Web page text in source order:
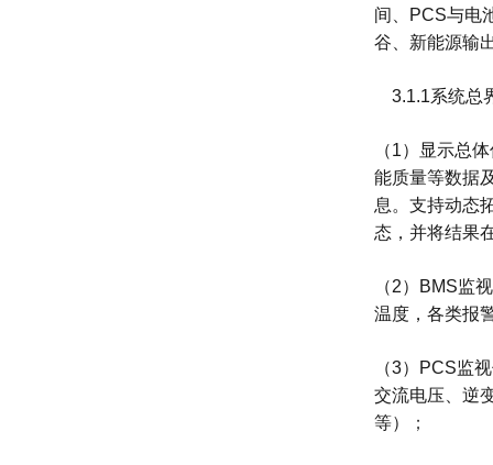
间、PCS与电
谷、新能源输
3.1.1系统总
（1）显示总
能质量等数据
息。支持动态
态，并将结果
（2）BMS监
温度，各类报
（3）PCS监
交流电压、逆
等）
；